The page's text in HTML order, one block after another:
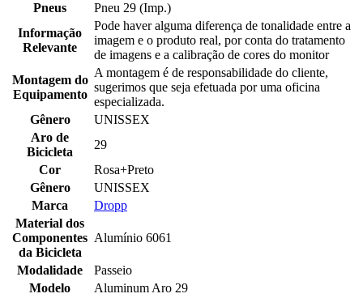
Pneus
Pneu 29 (Imp.)
Informação
Relevante
Pode haver alguma diferença de tonalidade entre a
imagem e o produto real, por conta do tratamento
de imagens e a calibração de cores do monitor
Montagem do
Equipamento
A montagem é de responsabilidade do cliente,
sugerimos que seja efetuada por uma oficina
especializada.
Gênero
UNISSEX
Aro de
Bicicleta
29
Cor
Rosa+Preto
Gênero
UNISSEX
Marca
Dropp
Material dos
Componentes
da Bicicleta
Alumínio 6061
Modalidade
Passeio
Modelo
Aluminum Aro 29